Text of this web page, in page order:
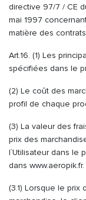
directive 97/7 / CE
mai 1997
matière des
Art.16. (1) Les
spécifiées dans le
(2) Le coût des
profil de chaque
(3) La valeur des
prix des
l`Utilisateur dans le
dans www.aeropik.fr.
(3.1) Lorsque le prix